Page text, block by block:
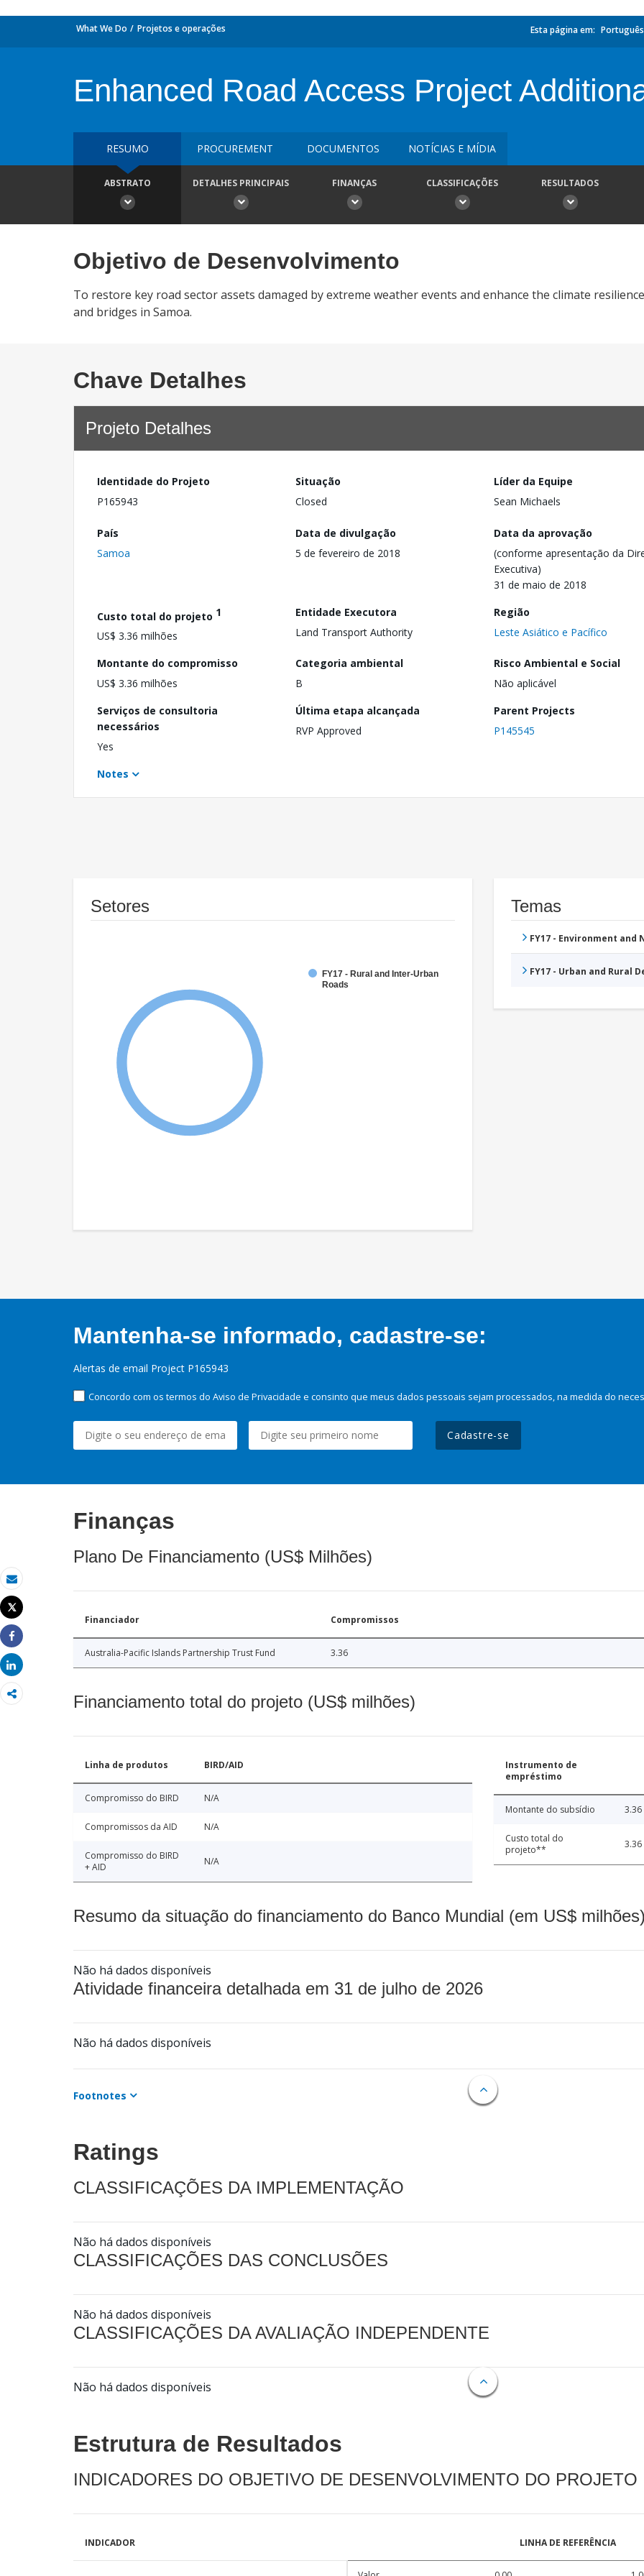
Email
Imprimir
Tweet
Share
Share
What We Do Projetos e operações Esta página em: Português
Enhanced Road Access Project
RESUMO PROCUREMENT DOCUMENTOS NOTÍCIAS E MÍDIA
ABSTRATO DETALHES PRINCIPAIS FINANÇAS CLASSIFICAÇÕES RESULTADOS
Objetivo de Desenvolvimento
To restore key road sector assets damaged by extreme weather events and enhance the climate
and bridges in Samoa.
Chave Detalhes
Projeto Detalhes
Identidade do Projeto
P165943
Situação
Closed
Líder da Equipe
Sean Michaels
País
Samoa
Data de divulgação
5 de fevereiro de 2018
Data da aprovação
(conforme apresentação da
Executiva)
31 de maio de 2018
Custo total do projeto 1
US$ 3.36 milhões
Entidade Executora
Land Transport Authority
Região
Leste Asiático e Pacífico
Montante do compromisso
US$ 3.36 milhões
Categoria ambiental
B
Risco Ambiental e Social
Não aplicável
Serviços de consultoria
necessários
Yes
Última etapa alcançada
RVP Approved
Parent Projects
P145545
Notes
Setores
FY17 - Rural and Inter-Urban
Roads
Temas
FY17 - Environment
FY17 - Urban and Rural
Mantenha-se informado, cadastre-se:
Alertas de email Project P165943
Concordo com os termos do Aviso de Privacidade e consinto que meus dados pessoais sejam processados, na medida do
Cadastre-se
Finanças
Plano De Financiamento (US$ Milhões)
Financiador Compromissos
Australia-Pacific Islands Partnership Trust Fund 3.36
Financiamento total do projeto (US$ milhões)
Linha de produtos BIRD/AID
Compromisso do BIRD N/A
Compromissos da AID N/A
Compromisso do BIRD
+ AID
N/A
Instrumento de
empréstimo
Montante do subsídio 3.36
Custo total do
projeto**
3.36
Resumo da situação do financiamento do Banco Mundial (em US$
Não há dados disponíveis
Atividade financeira detalhada em 31 de julho de 2026
Não há dados disponíveis
Footnotes
Ratings
CLASSIFICAÇÕES DA IMPLEMENTAÇÃO
Não há dados disponíveis
CLASSIFICAÇÕES DAS CONCLUSÕES
Não há dados disponíveis
CLASSIFICAÇÕES DA AVALIAÇÃO INDEPENDENTE
Não há dados disponíveis
Estrutura de Resultados
INDICADORES DO OBJETIVO DE DESENVOLVIMENTO DO PROJETO
INDICADOR LINHA DE REFERÊNCIA